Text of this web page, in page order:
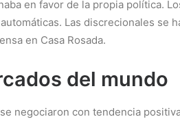
en favor de la propia política.
Las discrecionales se
en Casa Rosada.
del mundo
negociaron con tendencia